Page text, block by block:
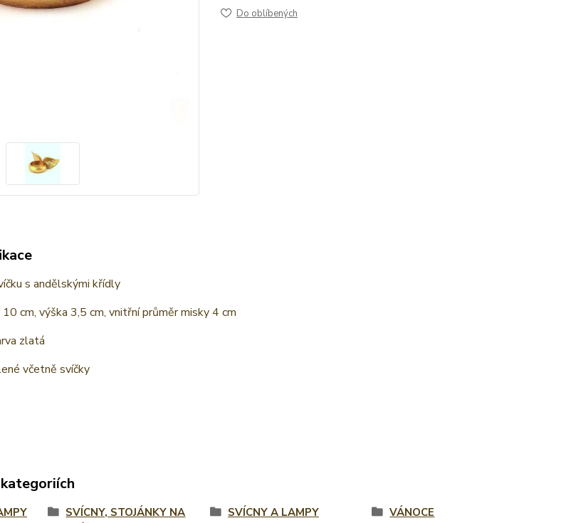
Do oblíbených
s andělskými křídly
cm, výška 3,5 cm, vnitřní průměr misky 4 cm
zlatá
včetně svíčky
SVÍCNY, STOJÁNKY NA
SVÍCNY A LAMPY VÁNOCE